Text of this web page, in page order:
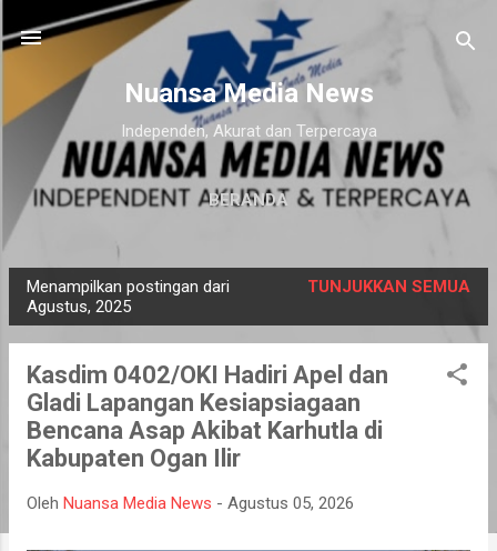
Langsung ke konten utama
Nuansa Media News
Independen, Akurat dan Terpercaya
BERANDA
o
Menampilkan postingan dari
Agustus, 2025
TUNJUKKAN SEMUA
Kasdim 0402/OKI Hadiri Apel dan
Gladi Lapangan Kesiapsiagaan
Bencana Asap Akibat Karhutla di
Kabupaten Ogan Ilir
Oleh Nuansa Media News - Agustus 05, 2026